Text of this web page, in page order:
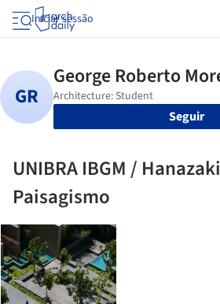
Iniciar sessão
Seguir
UNIBRA IBGM / Hanazaki
Paisagismo